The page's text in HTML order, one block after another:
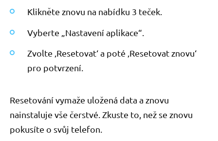
Klikněte znovu na nabídku 3 teček.
Vyberte „Nastavení aplikace“.
Zvolte ‚Resetovat‘ a poté ‚Resetovat znovu‘
pro potvrzení.
Resetování vymaže uložená data a znovu
nainstaluje vše čerstvé. Zkuste to, než se znovu
pokusíte o svůj telefon.